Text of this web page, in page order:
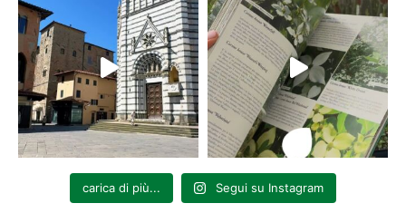
carica di più... Segui su Instagram